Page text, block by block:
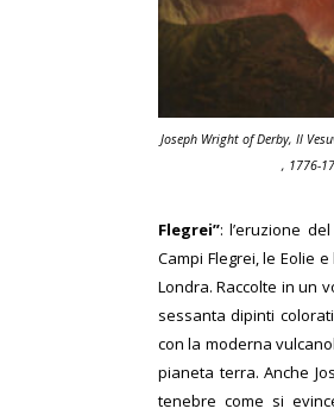
Joseph Wright of Derby, Il
, 1776-
Flegrei”: l’eruzione
Campi Flegrei, le Eolie
Londra. Raccolte in un
sessanta dipinti
con la moderna
pianeta terra. Anche
tenebre come si